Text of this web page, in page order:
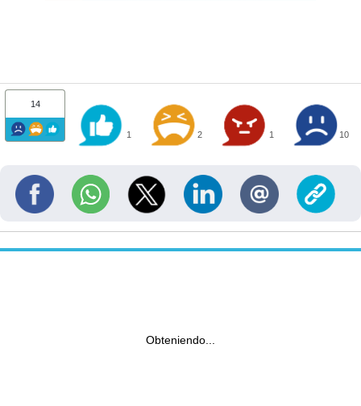
14
1 2 1 10
Obteniendo...